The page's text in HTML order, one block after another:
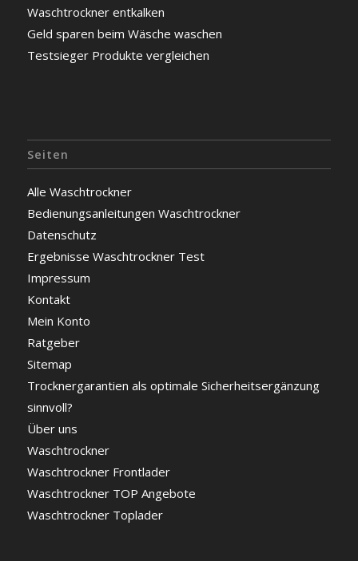
Waschtrockner entkalken
Geld sparen beim Wäsche waschen
Testsieger Produkte vergleichen
Seiten
Alle Waschtrockner
Bedienungsanleitungen Waschtrockner
Datenschutz
Ergebnisse Waschtrockner Test
Impressum
Kontakt
Mein Konto
Ratgeber
Sitemap
Trocknergarantien als optimale Sicherheitsergänzung
sinnvoll?
Über uns
Waschtrockner
Waschtrockner Frontlader
Waschtrockner TOP Angebote
Waschtrockner Toplader